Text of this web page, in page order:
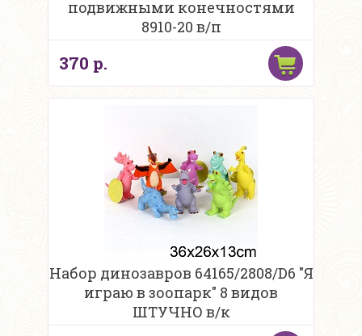
подвижными конечностями
8910-20 в/п
370 р.
Набор динозавров 64165/2808/D6 "Я
играю в зоопарк" 8 видов
ШТУЧНО в/к